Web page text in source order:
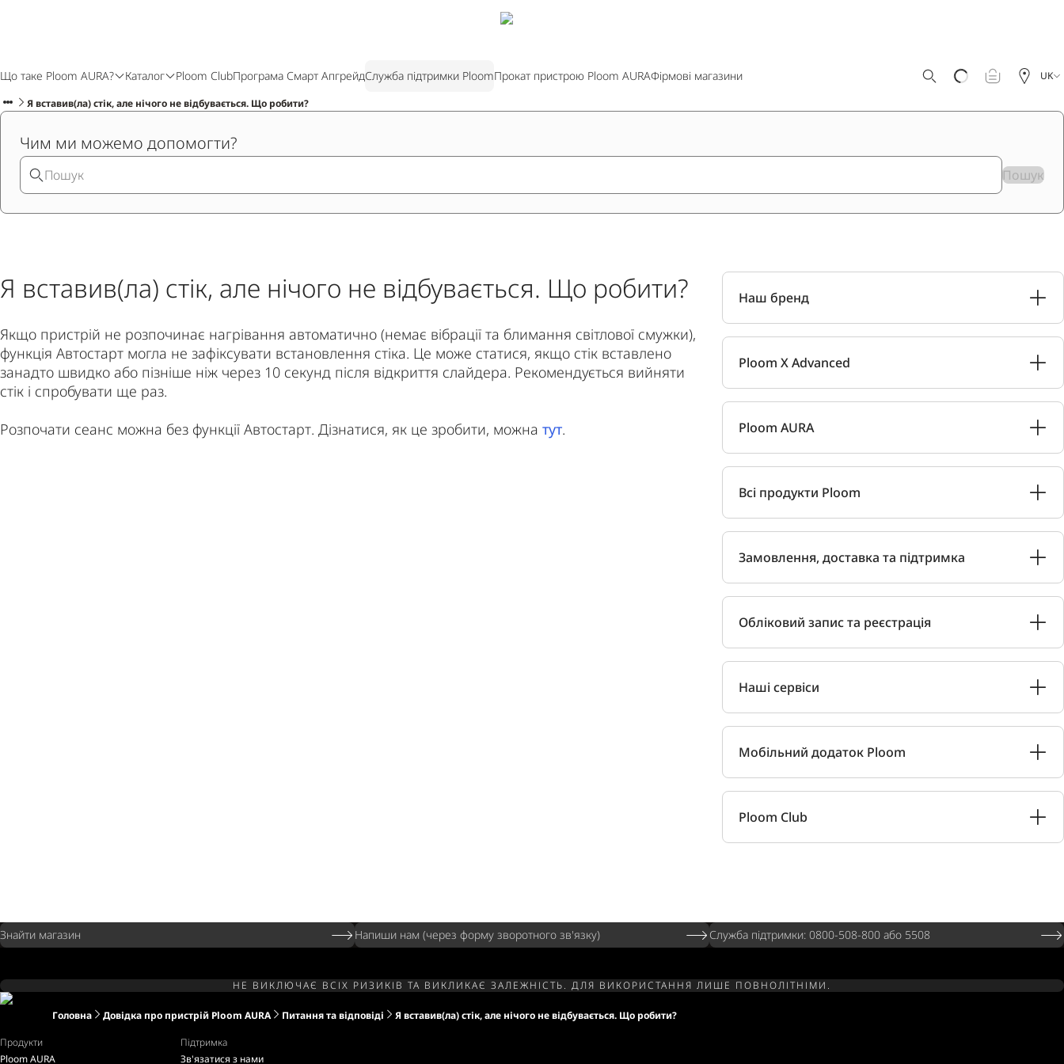
Що таке Ploom AURA? Каталог Ploom ClubПрограма Смарт АпгрейдСлужба підтримки PloomПрокат пристрою Ploom AURAФірмові магазини UK
Я вставив(ла) стік, але нічого не відбувається. Що робити?
Чим ми можемо допомогти?
Пошук
Я вставив(ла) стік, але нічого не відбувається. Що робити?
Якщо пристрій не розпочинає нагрівання автоматично (немає вібрації та блимання світлової смужки),
функція Автостарт могла не зафіксувати встановлення стіка. Це може статися, якщо стік вставлено
занадто швидко або пізніше ніж через 10 секунд після відкриття слайдера. Рекомендується вийняти
стік і спробувати ще раз.
Розпочати сеанс можна без функції Автостарт. Дізнатися, як це зробити, можна тут.
Наш бренд
Ploom X Advanced
Ploom AURA
Всі продукти Ploom
Замовлення, доставка та підтримка
Обліковий запис та реєстрація
Наші сервіси
Мобільний додаток Ploom
Ploom Club
Знайти магазин Напиши нам (через форму зворотного зв'язку) Служба підтримки: 0800-508-800 або 5508
НЕ ВИКЛЮЧАЄ ВСІХ РИЗИКІВ ТА ВИКЛИКАЄ ЗАЛЕЖНІСТЬ. ДЛЯ ВИКОРИСТАННЯ ЛИШЕ ПОВНОЛІТНІМИ.
Головна Довідка про пристрій Ploom AURA Питання та відповіді
Я вставив(ла) стік, але нічого не відбувається. Що робити?
Продукти
Ploom AURA
Підтримка
Зв'язатися з нами